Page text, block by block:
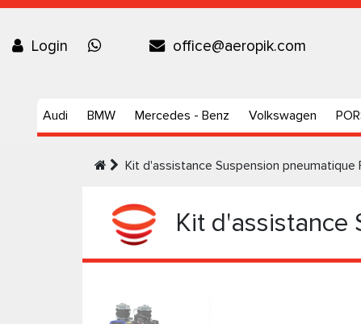
Login office@aeropik.com
Audi BMW Mercedes - Benz Volkswagen
Kit d'assistance Suspension pneumatique
Kit d'assistance